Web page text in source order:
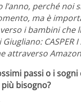
perché
ma è
i bambini
CASPER I
attraverso
passi o i
più bisogno?